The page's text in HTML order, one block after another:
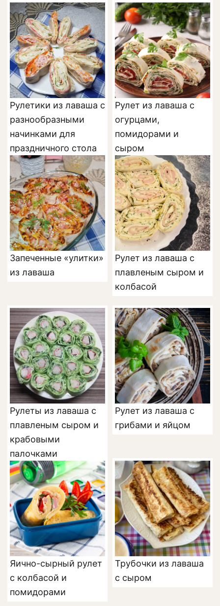
Рулетики из лаваша с
разнообразными
начинками для
праздничного стола
Рулет из лаваша с
огурцами,
помидорами и
сыром
Запеченные «улитки»
из лаваша
Рулет из лаваша с
плавленым сыром и
колбасой
Рулеты из лаваша с
плавленым сыром и
крабовыми
палочками
Рулет из лаваша с
грибами и яйцом
Яично-сырный рулет
с колбасой и
помидорами
Трубочки из лаваша
с сыром